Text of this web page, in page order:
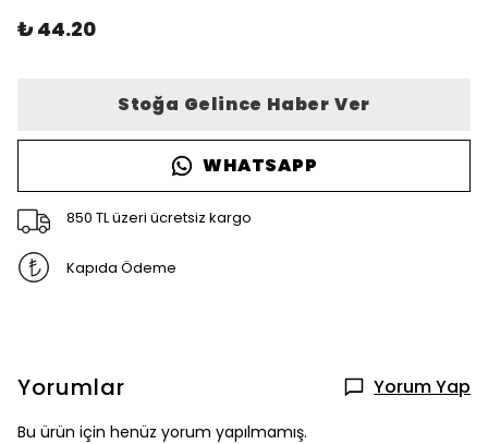
₺ 44.20
Stoğa Gelince Haber Ver
WHATSAPP
850 TL üzeri ücretsiz kargo
Kapıda Ödeme
Yorumlar Yorum Yap
Bu ürün için henüz yorum yapılmamış.